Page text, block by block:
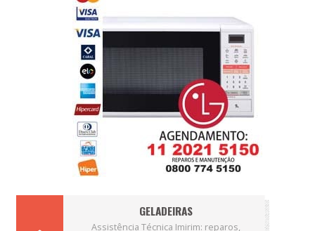
GELADEIRAS
Assistência Técnica Imirim: reparos,